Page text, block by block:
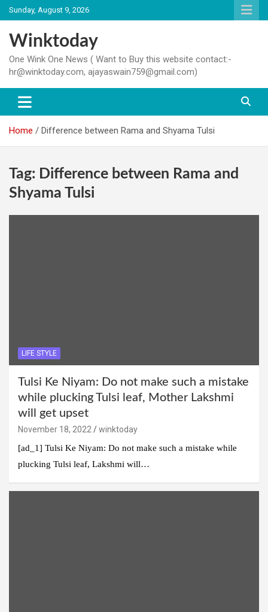
Skip
to
content
Sunday, August 9, 2026
Winktoday
One Wink One News ( Want to Buy this website contact:-
hr@winktoday.com, ajayaswain759@gmail.com)
Home Difference between Rama and Shyama Tulsi
Tag: Difference between Rama and
Shyama Tulsi
LIFE STYLE
Tulsi Ke Niyam: Do not make such a mistake
while plucking Tulsi leaf, Mother Lakshmi
will get upset
November 18, 2022
winktoday
[ad_1] Tulsi Ke Niyam: Do not make such a mistake while
plucking Tulsi leaf, Lakshmi will…